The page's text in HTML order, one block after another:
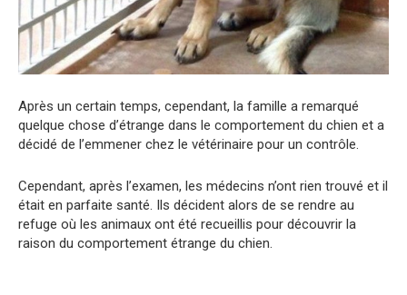
Après un certain temps, cependant, la famille a remarqué
quelque chose d’étrange dans le comportement du chien et a
décidé de l’emmener chez le vétérinaire pour un contrôle.
Cependant, après l’examen, les médecins n’ont rien trouvé et il
était en parfaite santé. Ils décident alors de se rendre au
refuge où les animaux ont été recueillis pour découvrir la
raison du comportement étrange du chien.